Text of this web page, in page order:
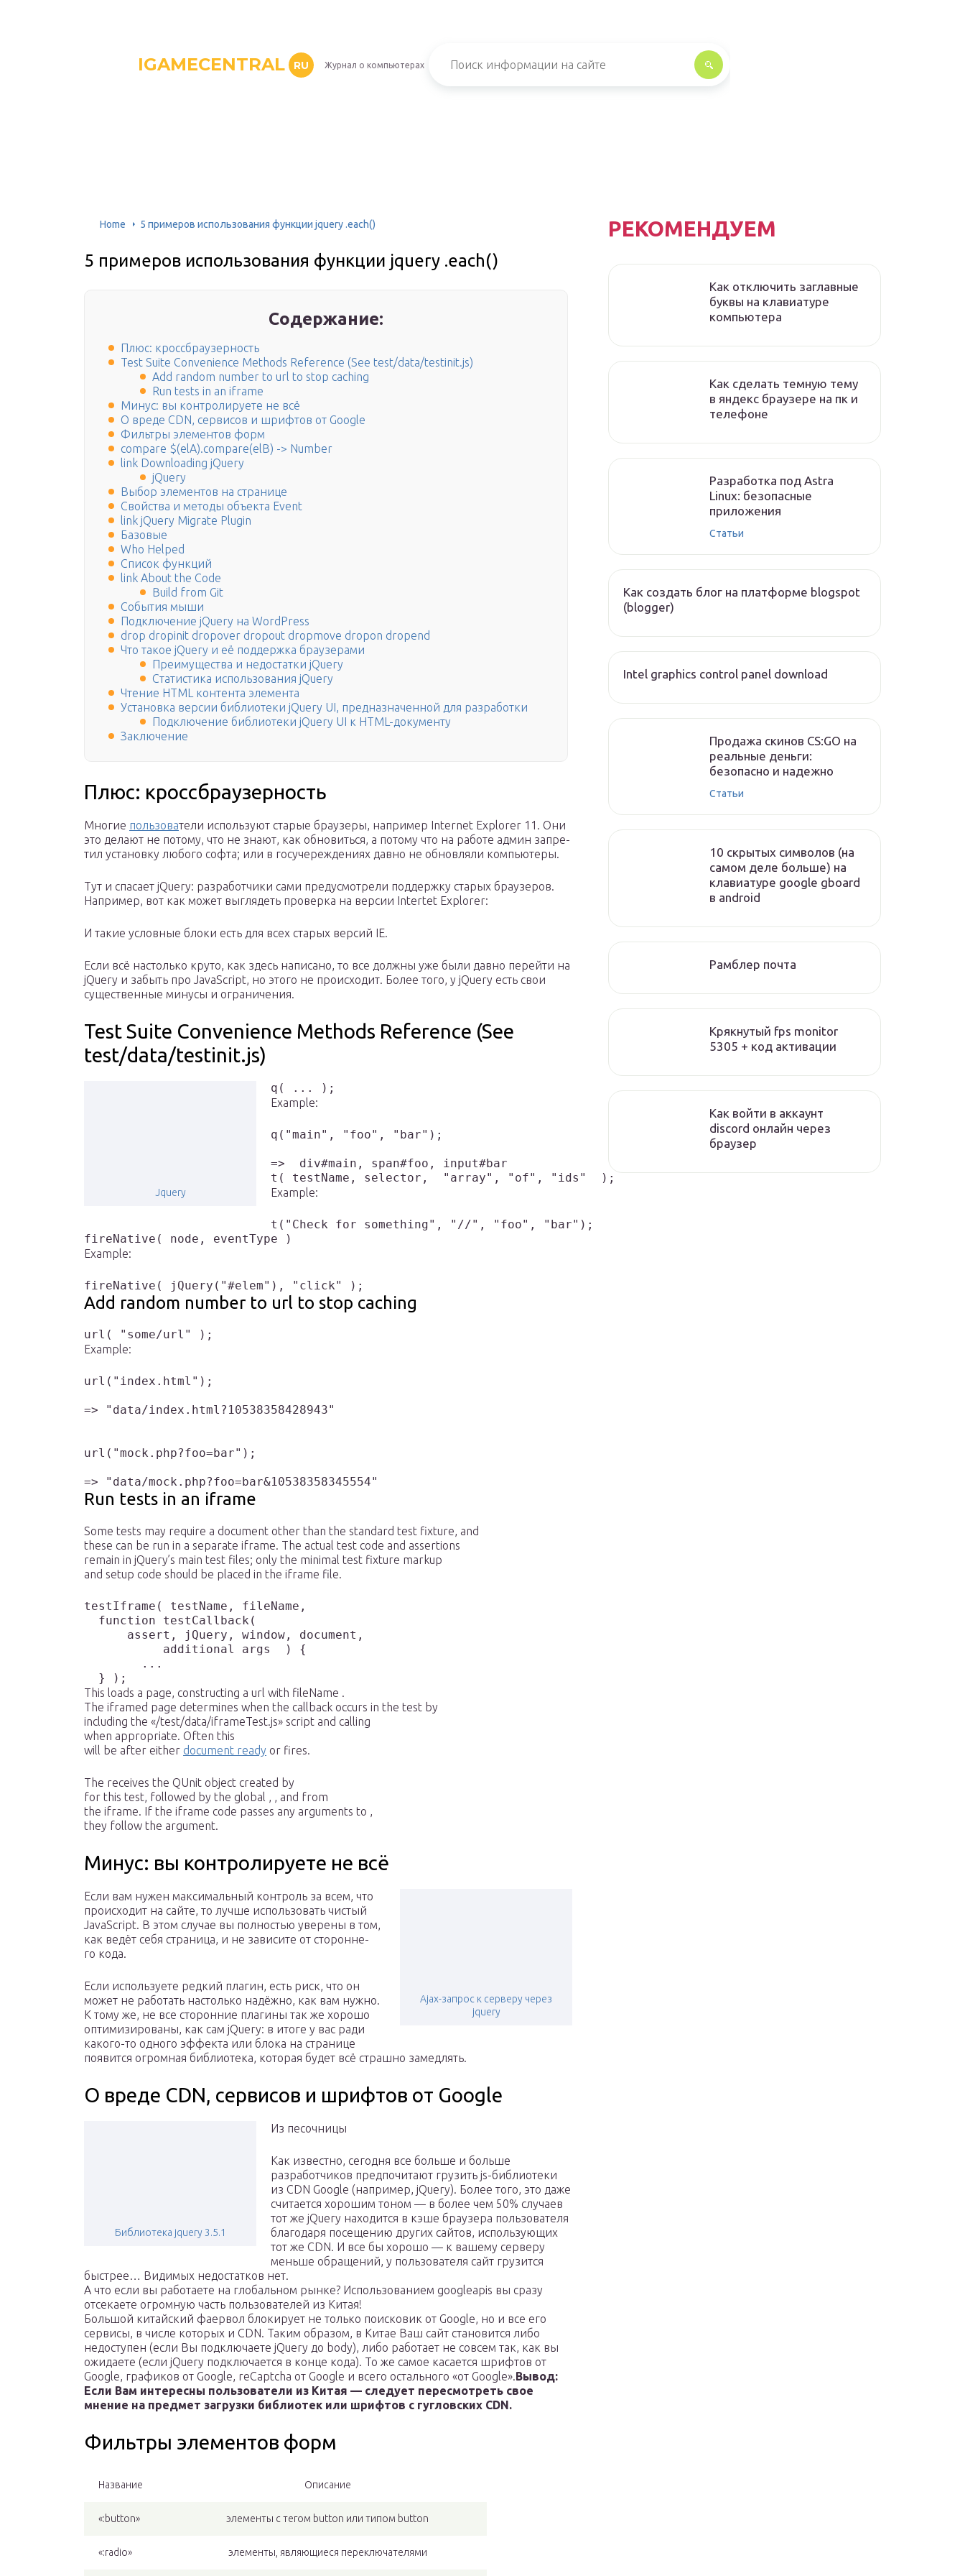
IGAMECENTRAL RU Журнал о компьютерах
Home 5 примеров использования функции jquery .each()
5 примеров использования функции jquery .each()
Содержание:
Плюс: кроссбраузерность
Test Suite Convenience Methods Reference (See test/data/testinit.js)
Add random number to url to stop caching
Run tests in an iframe
Минус: вы контролируете не всё
О вреде CDN, сервисов и шрифтов от Google
Фильтры элементов форм
compare $(elA).compare(elB) -> Number
link Downloading jQuery
jQuery
Выбор элементов на странице
Свойства и методы объекта Event
link jQuery Migrate Plugin
Базовые
Who Helped
Список функций
link About the Code
Build from Git
События мыши
Подключение jQuery на WordPress
drop dropinit dropover dropout dropmove dropon dropend
Что такое jQuery и её поддержка браузерами
Преимущества и недостатки jQuery
Статистика использования jQuery
Чтение HTML контента элемента
Установка версии библиотеки jQuery UI, предназначенной для разработки
Подключение библиотеки jQuery UI к HTML-документу
Заключение
Плюс: кроссбраузерность
Мно­гие поль­зо­ва­те­ли исполь­зу­ют ста­рые бра­у­зе­ры, напри­мер Internet Explorer 11. Они
это дела­ют не пото­му, что не зна­ют, как обно­вить­ся, а пото­му что на рабо­те админ запре­
тил уста­нов­ку любо­го соф­та; или в госу­че­ре­жде­ни­ях дав­но не обнов­ля­ли компьютеры.
Тут и спа­са­ет jQuery: раз­ра­бот­чи­ки сами преду­смот­ре­ли под­держ­ку ста­рых бра­у­зе­ров.
Напри­мер, вот как может выгля­деть про­вер­ка на вер­сии Intertet Explorer:
И такие услов­ные бло­ки есть для всех ста­рых вер­сий IE.
Если всё настоль­ко кру­то, как здесь напи­са­но, то все долж­ны уже были дав­но перей­ти на
jQuery и забыть про JavaScript, но это­го не про­ис­хо­дит. Более того, у jQuery есть свои
суще­ствен­ные мину­сы и ограничения.
Test Suite Convenience Methods Reference (See
test/data/testinit.js)
Jquery
q( ... );
Example:
q("main", "foo", "bar");
=>  div#main, span#foo, input#bar
t( testName, selector,  "array", "of", "ids"  );
Example:
t("Check for something", "//", "foo", "bar");
fireNative( node, eventType )
Example:
fireNative( jQuery("#elem"), "click" );
Add random number to url to stop caching
url( "some/url" );
Example:
url("index.html");
=> "data/index.html?10538358428943"
url("mock.php?foo=bar");
=> "data/mock.php?foo=bar&10538358345554"
Run tests in an iframe
Some tests may require a document other than the standard test fixture, and
these can be run in a separate iframe. The actual test code and assertions
remain in jQuery’s main test files; only the minimal test fixture markup
and setup code should be placed in the iframe file.
testIframe( testName, fileName,
  function testCallback(
      assert, jQuery, window, document,
  } );
This loads a page, constructing a url with fileName .
The iframed page determines when the callback occurs in the test by
including the «/test/data/iframeTest.js» script and calling
when appropriate. Often this
will be after either document ready or fires.
The receives the QUnit object created by
for this test, followed by the global , , and from
the iframe. If the iframe code passes any arguments to ,
they follow the argument.
Минус: вы контролируете не всё
Ajax-запрос к серверу через
jquery
Если вам нужен мак­си­маль­ный кон­троль за всем, что
про­ис­хо­дит на сай­те, то луч­ше исполь­зо­вать чистый
JavaScript. В этом слу­чае вы пол­но­стью уве­ре­ны в том,
как ведёт себя стра­ни­ца, и не зави­си­те от сто­рон­не­
го кода.
Если исполь­зу­е­те ред­кий пла­гин, есть риск, что он
может не рабо­тать настоль­ко надёж­но, как вам нуж­но.
К тому же, не все сто­рон­ние пла­ги­ны так же хоро­шо
опти­ми­зи­ро­ва­ны, как сам jQuery: в ито­ге у вас ради
какого-то одно­го эффек­та или бло­ка на стра­ни­це
появит­ся огром­ная биб­лио­те­ка, кото­рая будет всё страш­но замедлять.
О вреде CDN, сервисов и шрифтов от Google
Библиотека jquery 3.5.1
Из песочницы
Как известно, сегодня все больше и больше
разработчиков предпочитают грузить js-библиотеки
из CDN Google (например, jQuery). Более того, это даже
считается хорошим тоном — в более чем 50% случаев
тот же jQuery находится в кэше браузера пользователя
благодаря посещению других сайтов, использующих
тот же CDN. И все бы хорошо — к вашему серверу
меньше обращений, у пользователя сайт грузится
быстрее… Видимых недостатков нет.
А что если вы работаете на глобальном рынке? Использованием googleapis вы сразу
отсекаете огромную часть пользователей из Китая!
Большой китайский фаервол блокирует не только поисковик от Google, но и все его
сервисы, в числе которых и CDN. Таким образом, в Китае Ваш сайт становится либо
недоступен (если Вы подключаете jQuery до body), либо работает не совсем так, как вы
ожидаете (если jQuery подключается в конце кода). То же самое касается шрифтов от
Google, графиков от Google, reCaptcha от Google и всего остального «от Google».Вывод:
Если Вам интересны пользователи из Китая — следует пересмотреть свое
мнение на предмет загрузки библиотек или шрифтов с гугловских CDN.
Фильтры элементов форм
Название Описание
«:button» элементы с тегом button или типом button
«:radio» элементы, являющиеся переключателями
РЕКОМЕНДУЕМ
Как отключить заглавные
буквы на клавиатуре
компьютера
Как сделать темную тему
в яндекс браузере на пк и
телефоне
Разработка под Astra
Linux: безопасные
приложения
Статьи
Как создать блог на платформе blogspot
(blogger)
Intel graphics control panel download
Продажа скинов CS:GO на
реальные деньги:
безопасно и надежно
Статьи
10 скрытых символов (на
самом деле больше) на
клавиатуре google gboard
в android
Рамблер почта
Крякнутый fps monitor
5305 + код активации
Как войти в аккаунт
discord онлайн через
браузер